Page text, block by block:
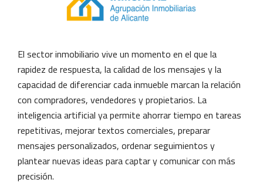
El sector inmobiliario vive un momento en el que la
rapidez de respuesta, la calidad de los mensajes y la
capacidad de diferenciar cada inmueble marcan la relación
con compradores, vendedores y propietarios. La
inteligencia artificial ya permite ahorrar tiempo en tareas
repetitivas, mejorar textos comerciales, preparar
mensajes personalizados, ordenar seguimientos y
plantear nuevas ideas para captar y comunicar con más
precisión.